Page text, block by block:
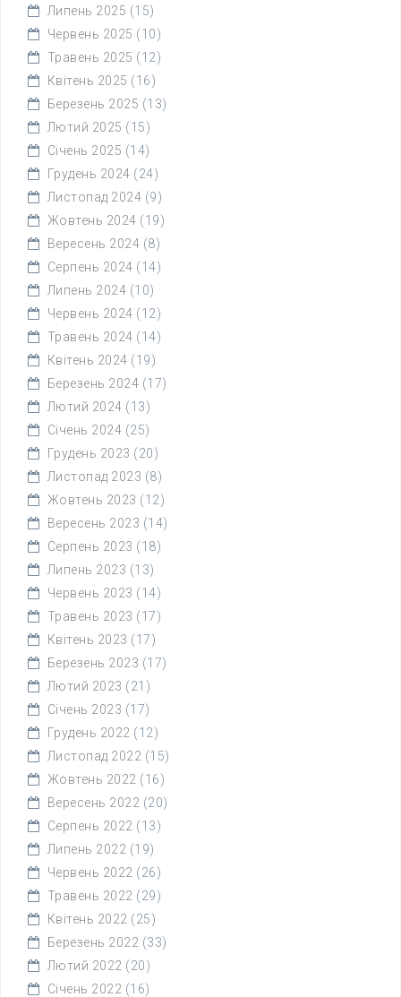
Липень 2025 (15)
Червень 2025 (10)
Травень 2025 (12)
Квітень 2025 (16)
Березень 2025 (13)
Лютий 2025 (15)
Січень 2025 (14)
Грудень 2024 (24)
Листопад 2024 (9)
Жовтень 2024 (19)
Вересень 2024 (8)
Серпень 2024 (14)
Липень 2024 (10)
Червень 2024 (12)
Травень 2024 (14)
Квітень 2024 (19)
Березень 2024 (17)
Лютий 2024 (13)
Січень 2024 (25)
Грудень 2023 (20)
Листопад 2023 (8)
Жовтень 2023 (12)
Вересень 2023 (14)
Серпень 2023 (18)
Липень 2023 (13)
Червень 2023 (14)
Травень 2023 (17)
Квітень 2023 (17)
Березень 2023 (17)
Лютий 2023 (21)
Січень 2023 (17)
Грудень 2022 (12)
Листопад 2022 (15)
Жовтень 2022 (16)
Вересень 2022 (20)
Серпень 2022 (13)
Липень 2022 (19)
Червень 2022 (26)
Травень 2022 (29)
Квітень 2022 (25)
Березень 2022 (33)
Лютий 2022 (20)
Січень 2022 (16)